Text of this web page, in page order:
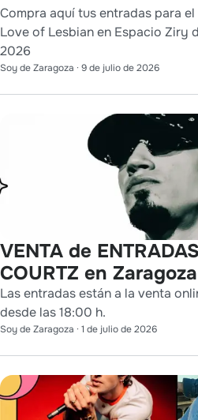
Compra aquí tus entradas para
Love of Lesbian en Espacio Ziry
2026
Soy de Zaragoza · 9 de julio de 2026
VENTA de
COURTZ en Zaragoza
Las entradas están a la venta
desde las 18:00 h.
Soy de Zaragoza · 1 de julio de 2026